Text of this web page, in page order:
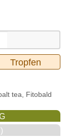
Tropfen
tea, Fitobald